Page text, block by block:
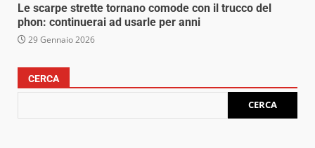
Le scarpe strette tornano comode con il trucco del
phon: continuerai ad usarle per anni
29 Gennaio 2026
CERCA
CERCA